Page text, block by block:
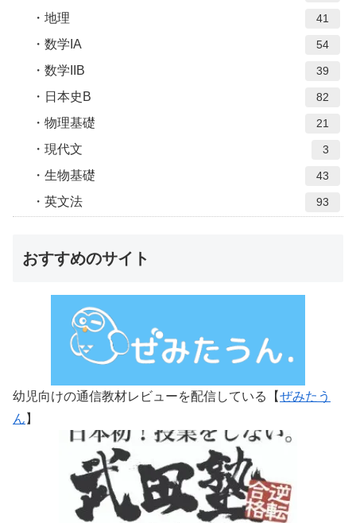
地理 41
数学IA 54
数学IIB 39
日本史B 82
物理基礎 21
現代文 3
生物基礎 43
英文法 93
おすすめのサイト
幼児向けの通信教材レビューを配信している【ぜみたう
ん 】